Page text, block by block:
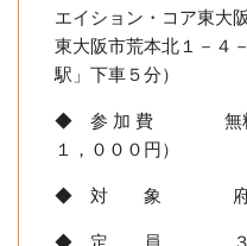
エイション・コア東大
東大阪市荒本北１－４
駅」下車５分）
◆ 参 加 費 無料（
１，０００円）
◆ 対 象 府内中小
◆ 定 員 ３０名（